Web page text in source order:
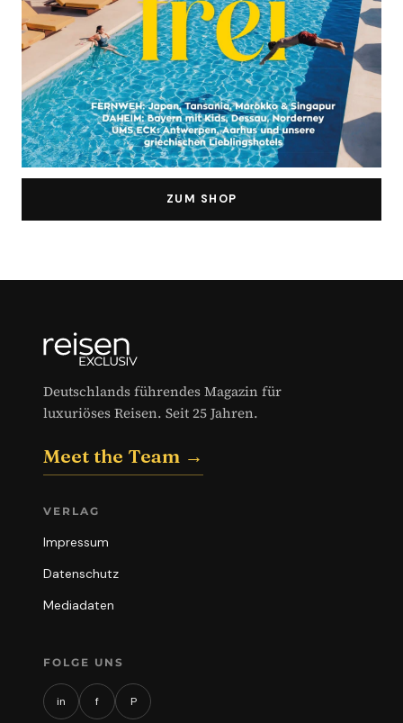
ZUM SHOP
Deutschlands führendes Magazin für
luxuriöses Reisen. Seit 25 Jahren.
Meet the Team →
VERLAG
Impressum
Datenschutz
Mediadaten
FOLGE UNS
in f P